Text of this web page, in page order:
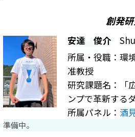
創発
安達 俊介
所属・役職：環
准教授
研究課題名：「
ンプで革新する
所属パネル： 酒
準備中。